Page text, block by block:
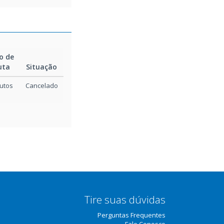
de
Situação
Cancelado
Tire suas dúvidas
Perguntas Frequentes